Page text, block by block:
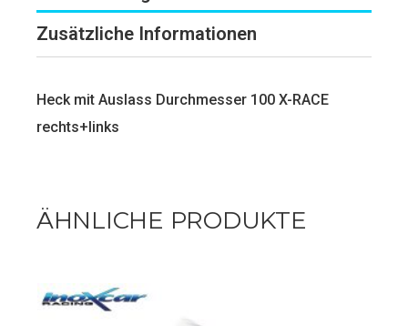
Zusätzliche Informationen
Heck mit Auslass Durchmesser 100 X-RACE
rechts+links
ÄHNLICHE PRODUKTE